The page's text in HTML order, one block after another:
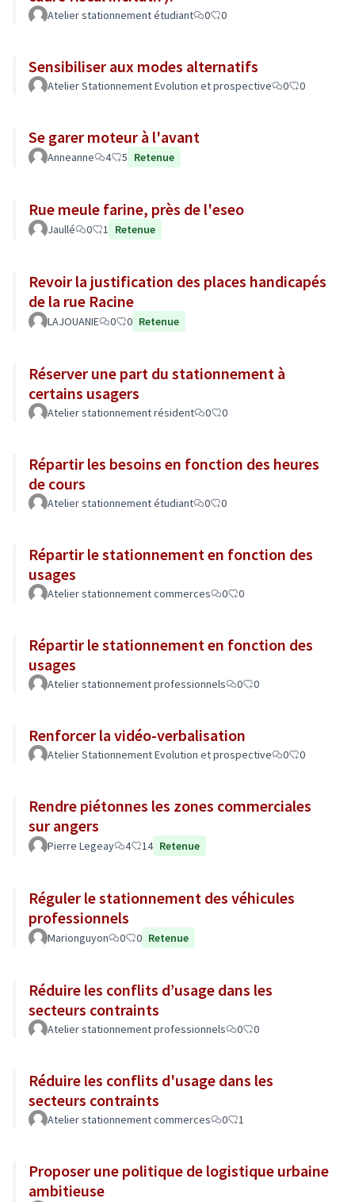
Atelier stationnement étudiant 0 0
Sensibiliser aux modes alternatifs
Atelier Stationnement Evolution et prospective 0 0
Se garer moteur à l'avant
Anneanne 4 5 Retenue
Rue meule farine, près de l'eseo
Jaullé 0 1 Retenue
Revoir la justification des places handicapés
de la rue Racine
LAJOUANIE 0 0 Retenue
Réserver une part du stationnement à
certains usagers
Atelier stationnement résident 0 0
Répartir les besoins en fonction des heures
de cours
Atelier stationnement étudiant 0 0
Répartir le stationnement en fonction des
usages
Atelier stationnement commerces 0 0
Répartir le stationnement en fonction des
usages
Atelier stationnement professionnels 0 0
Renforcer la vidéo-verbalisation
Atelier Stationnement Evolution et prospective 0 0
Rendre piétonnes les zones commerciales
sur angers
Pierre Legeay 4 14 Retenue
Réguler le stationnement des véhicules
professionnels
Marionguyon 0 0 Retenue
Réduire les conflits d’usage dans les
secteurs contraints
Atelier stationnement professionnels 0 0
Réduire les conflits d'usage dans les
secteurs contraints
Atelier stationnement commerces 0 1
Proposer une politique de logistique urbaine
ambitieuse